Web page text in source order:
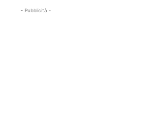
- Pubblicità -